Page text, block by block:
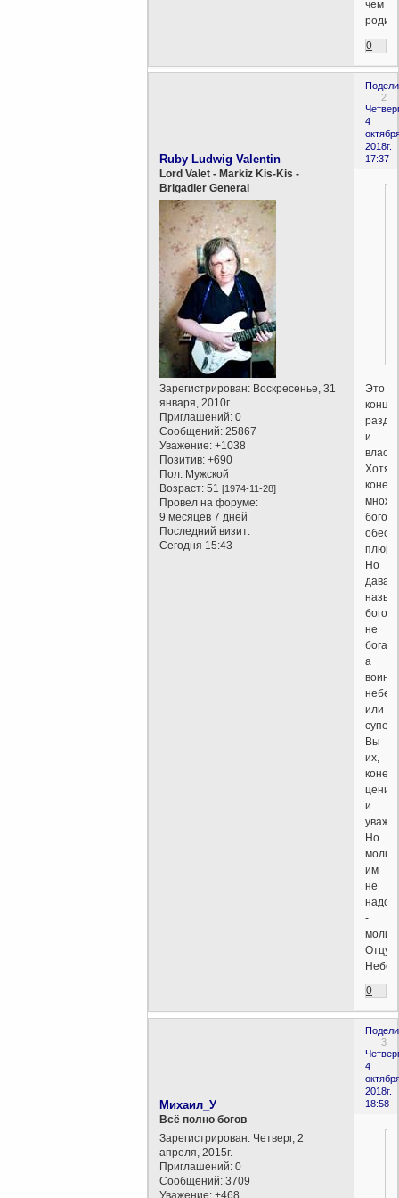
чем
0
2
4
2018г.
17:37
Ruby Ludwig Valentin
Lord Valet - Markiz Kis-Kis -
Brigadier General
Зарегистрирован: Воскресенье, 31
января, 2010г.
Приглашений: 0
Сообщений: 25867
Уважение: +1038
Позитив: +690
Пол: Мужской
Возраст: 51[1974-11-28]
Провел на форуме:
9 месяцев 7 дней
Последний визит:
Сегодня 15:43
Это
и
Хотя,
богов
Но
богов
не
а
или
Вы
их,
и
Но
им
не
надо
-
Отцу
0
3
4
2018г.
18:58
Михаил_У
Всё полно богов
Зарегистрирован: Четверг, 2
апреля, 2015г.
Приглашений: 0
Сообщений: 3709
Уважение: +468